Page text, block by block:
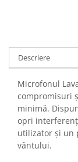
DI Box
Interfete audio
Microfoane
Accesorii pentru
Headset-uri si
Microfoane cu
Descriere
Microfonul
compromisuri
minimă.
opri
utilizator și un
vântului.